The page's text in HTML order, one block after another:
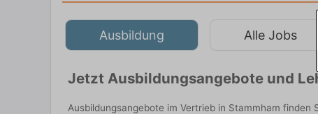
Ausbildung Alle Jobs
Jetzt Ausbildungsangebote und
Ausbildungsangebote im Vertrieb in Stammham